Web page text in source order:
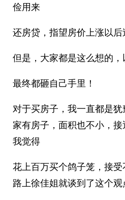
俭用来
还房贷，指望房价上涨以后
但是，大家都是这么想的
最终都砸自己手里！
对于买房子，我一直都是
家有房子，面积也不小，
我觉得
花上百万买个鸽子笼，接受
路上徐佳姐就谈到了这个观